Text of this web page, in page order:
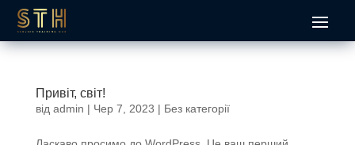
Привіт, світ!
від admin | Чер 7, 2023 | Без категорії